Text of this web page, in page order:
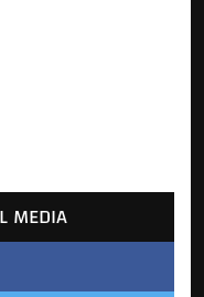
MEDIA